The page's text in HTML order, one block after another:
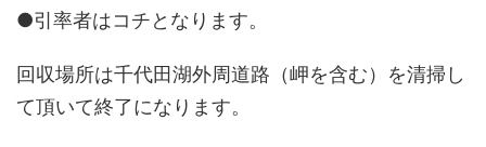
●引率者はコチとなります。
回収場所は千代田湖外周道路（岬を含む）を清掃し
て頂いて終了になります。